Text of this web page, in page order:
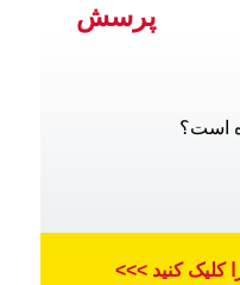
پرسش
است؟
کلیک کنید >>>